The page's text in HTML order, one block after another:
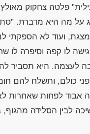
פלטה צחקוק
על מה היא מדברת.
ועוד לא
לו קפה וסיפרה לו
לעצמה. היא תסביר לה
כולם, ותשלח להם
לפחות שאחרות לא
לבין הסלידה